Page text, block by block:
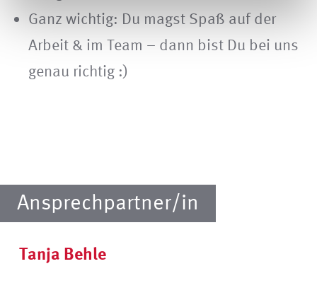
Ganz wichtig: Du magst Spaß auf der
Arbeit & im Team – dann bist Du bei uns
genau richtig :)
Ansprechpartner/in
Tanja Behle